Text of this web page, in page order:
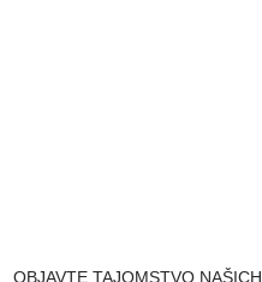
OBJAVTE TAJOMSTVO NAŠICH